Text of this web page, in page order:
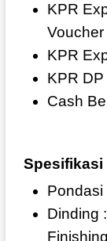
KPR
KPR
KPR
Cash
Spesifikasi
Pondasi
Dinding